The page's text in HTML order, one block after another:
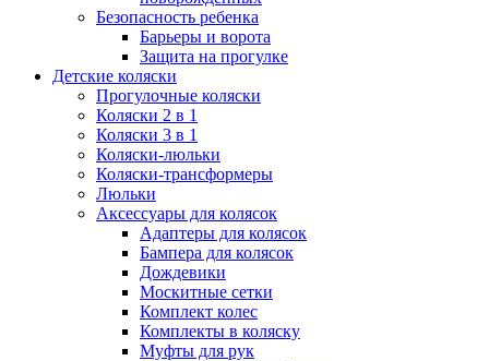
Безопасность ребенка
Барьеры и ворота
Защита на прогулке
Детские коляски
Прогулочные коляски
Коляски 2 в 1
Коляски 3 в 1
Коляски-люльки
Коляски-трансформеры
Люльки
Аксессуары для колясок
Адаптеры для колясок
Бампера для колясок
Дождевики
Москитные сетки
Комплект колес
Комплекты в коляску
Муфты для рук